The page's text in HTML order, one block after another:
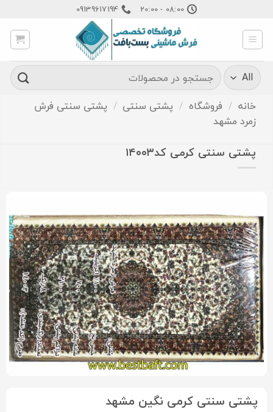
content
08:00 - 20:00
09139617194
جستجو
برای:
خانه / فروشگاه / پشتی سنتی / پشتی سنتی فرش
زمرد مشهد
پشتی سنتی کرمی کد۱۴۰۰۳
پشتی سنتی کرمی نگین مشهد